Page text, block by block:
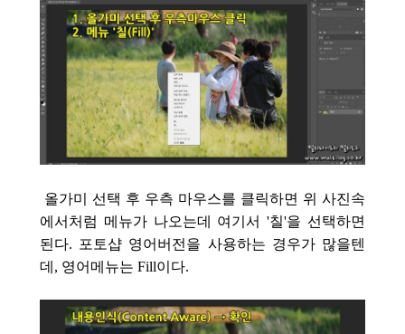
올가미 선택 후 우측 마우스를 클릭하면 위 사진속
에서처럼 메뉴가 나오는데 여기서 '칠'을 선택하면
된다. 포토샵 영어버전을 사용하는 경우가 많을텐
데, 영어메뉴는 Fill이다.